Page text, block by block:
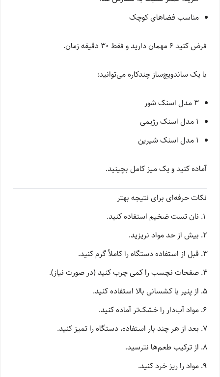
مناسب فضاهای کوچک
فرض کنید ۶ مهمان دارید و فقط ۳۰ دقیقه زمان.
با یک ساندویچ‌ساز چندکاره می‌توانید:
۳ مدل اسنک شور
۱ مدل اسنک رژیمی
۱ مدل اسنک شیرین
آماده کنید و یک میز کامل بچینید.
نکات حرفه‌ای برای نتیجه بهتر
نان تست ضخیم استفاده کنید.
بیش از حد مواد نریزید.
قبل از استفاده دستگاه را کاملاً گرم کنید.
صفحات نچسب را کمی چرب کنید (در صورت نیاز).
از پنیر با کشسانی بالا استفاده کنید.
مواد آب‌دار را خشک‌تر آماده کنید.
بعد از هر چند بار استفاده، دستگاه را تمیز کنید.
از ترکیب طعم‌ها نترسید.
مواد را ریز خرد کنید.